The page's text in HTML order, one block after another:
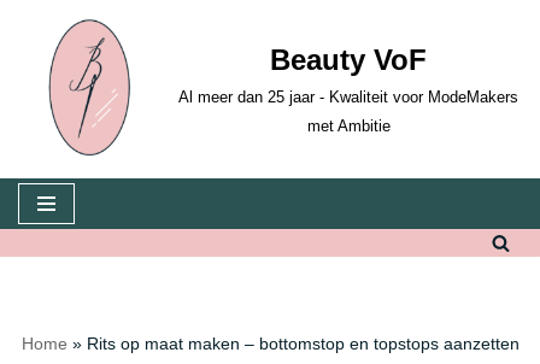
naar
inhoud
Beauty VoF
Al meer dan 25 jaar - Kwaliteit voor ModeMakers
met Ambitie
Home » Rits op maat maken – bottomstop en topstops aanzetten